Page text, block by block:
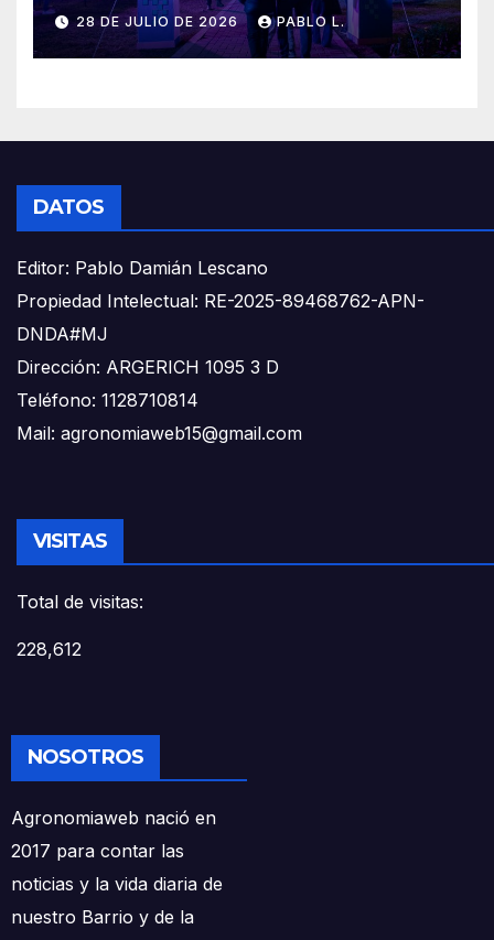
28 DE JULIO DE 2026 PABLO L.
DATOS
Editor: Pablo Damián Lescano
Propiedad Intelectual: RE-2025-89468762-APN-
DNDA#MJ
Dirección: ARGERICH 1095 3 D
Teléfono: 1128710814
Mail: agronomiaweb15@gmail.com
VISITAS
Total de visitas:
228,612
NOSOTROS
Agronomiaweb nació en
2017 para contar las
noticias y la vida diaria de
nuestro Barrio y de la